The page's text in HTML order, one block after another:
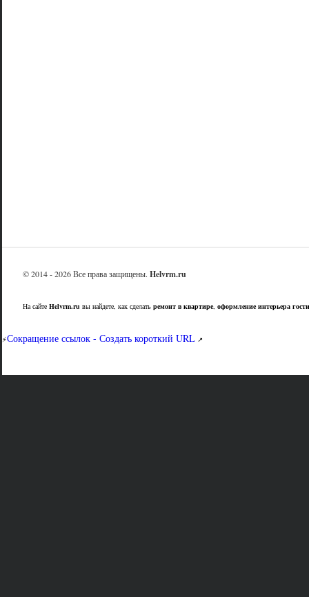
© 2014 - 2026 Все права защищены. Helvrm.ru
На сайте Helvrm.ru вы найдете, как сделать ремонт в квартире, оформление интерьера
⚡Сокращение ссылок - Создать короткий URL↗